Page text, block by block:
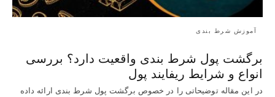
آموزش شرط بندی
برگشت پول شرط بندی واقعیت دارد؟ بررسی
انواع و شرایط ریفایند پول
در این مقاله توضیحاتی را در خصوص برگشت پول شرط بندی ارائه داده